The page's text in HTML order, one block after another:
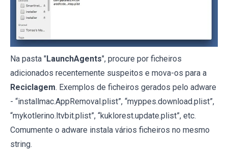
Na pasta "LaunchAgents", procure por ficheiros
adicionados recentemente suspeitos e mova-os para a
Reciclagem. Exemplos de ficheiros gerados pelo adware
- “installmac.AppRemoval.plist”, “myppes.download.plist”,
“mykotlerino.ltvbit.plist”, “kuklorest.update.plist”, etc.
Comumente o adware instala vários ficheiros no mesmo
string.